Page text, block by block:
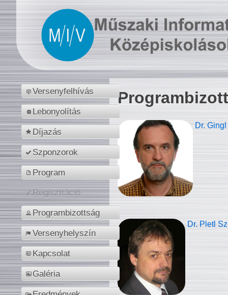
Versenyfelhívás
Lebonyolítás
Díjazás
Szponzorok
Program
Regisztráció
Programbizottság
Versenyhelyszín
Kapcsolat
Galéria
Dr.
Dr. Pletl